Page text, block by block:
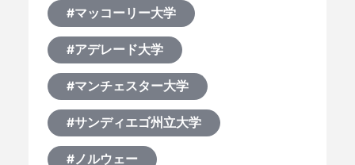
#マッコーリー大学
#アデレード大学
#マンチェスター大学
#サンディエゴ州立大学
#ノルウェー